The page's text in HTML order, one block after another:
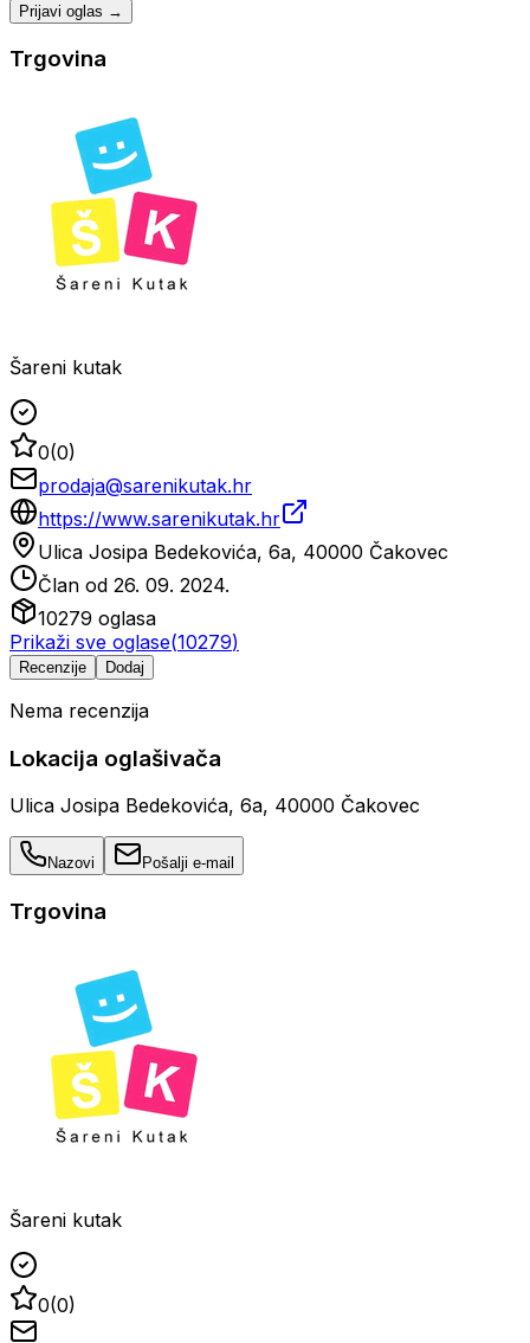
Prijavi oglas →
Trgovina
Šareni kutak
0(0)
prodaja@sarenikutak.hr
https://www.sarenikutak.hr
Ulica Josipa Bedekovića, 6a, 40000 Čakovec
Član od 26. 09. 2024.
10279 oglasa
Prikaži sve oglase(10279)
Recenzije Dodaj
Nema recenzija
Lokacija oglašivača
Ulica Josipa Bedekovića, 6a, 40000 Čakovec
Nazovi Pošalji e-mail
Trgovina
Šareni kutak
0(0)